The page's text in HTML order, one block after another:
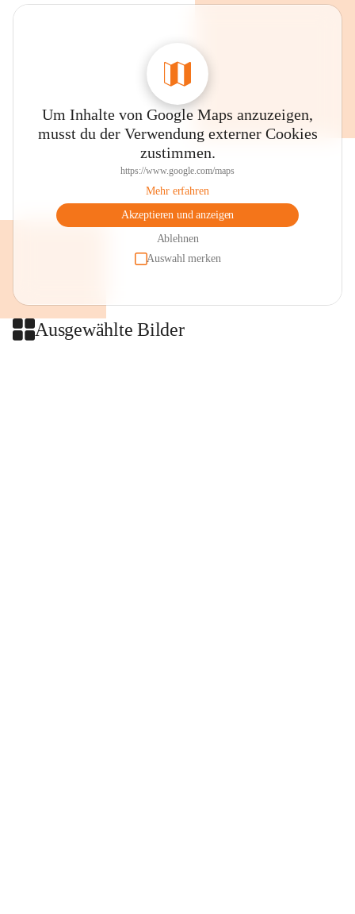
Um Inhalte von Google Maps anzuzeigen,
musst du der Verwendung externer Cookies
zustimmen.
https://www.google.com/maps
Mehr erfahren
Akzeptieren und anzeigen
Ablehnen
Auswahl merken
Ausgewählte Bilder